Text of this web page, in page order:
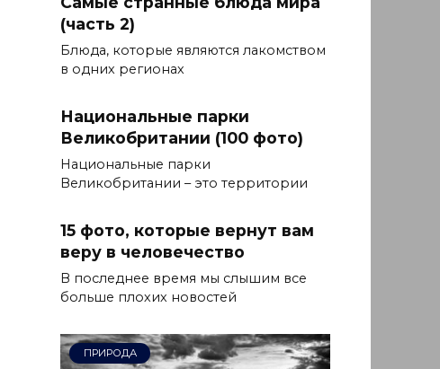
(часть 2)
Блюда, которые являются лакомством
в одних регионах
Национальные парки
Великобритании (100 фото)
Национальные парки
Великобритании – это территории
15 фото, которые вернут вам
веру в человечество
В последнее время мы слышим все
больше плохих новостей
ПРИРОДА